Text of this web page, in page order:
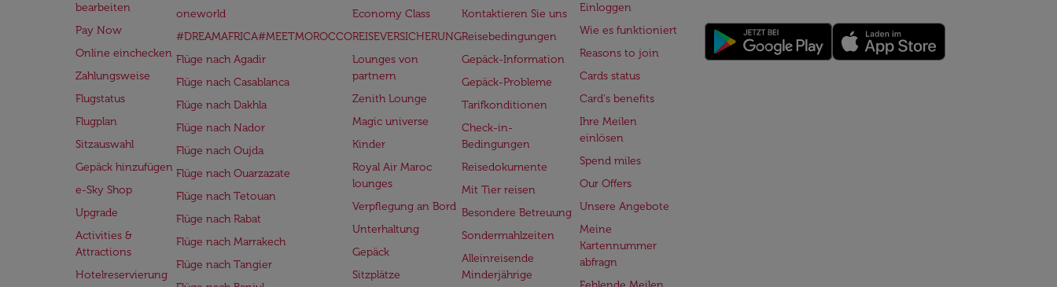
bearbeiten
Pay Now
Online einchecken
Zahlungsweise
Flugstatus
Flugplan
Sitzauswahl
Gepäck hinzufügen
e-Sky Shop
Upgrade
Activities &
Attractions
Hotelreservierung
oneworld
#DREAMAFRICA#MEETMOROCCO
Flüge nach Agadir
Flüge nach Casablanca
Flüge nach Dakhla
Flüge nach Nador
Flüge nach Oujda
Flüge nach Ouarzazate
Flüge nach Tetouan
Flüge nach Rabat
Flüge nach Marrakech
Flüge nach Tangier
Economy Class
REISEVERSICHERUNG
Lounges von
partnern
Zenith Lounge
Magic universe
Kinder
Royal Air Maroc
lounges
Verpflegung an Bord
Unterhaltung
Gepäck
Sitzplätze
Kontaktieren Sie uns
Reisebedingungen
Gepäck-Information
Gepäck-Probleme
Tarifkonditionen
Check-in-
Bedingungen
Reisedokumente
Mit Tier reisen
Besondere Betreuung
Sondermahlzeiten
Alleinreisende
Minderjährige
Einloggen
Wie es funktioniert
Reasons to join
Cards status
Card's benefits
Ihre Meilen
einlösen
Spend miles
Our Offers
Unsere Angebote
Meine
Kartennummer
abfragn